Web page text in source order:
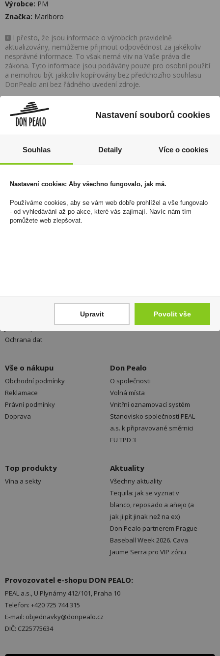
Výrobce: PM
Značka: Marlboro
I přesto, že jsou informace o výrobcích pravidelně
aktualizovány, nemůžeme přijmout odpovědnost za jakékoliv
nesprávné informace. To však nemá vliv na Vaše práva dle
zákona. Tyto informace jsou podávány pouze pro osobní použití
a nemohou být jakkoliv kopírovány bez předchozího souhlasu
DonPealo ani bez řádného uvedení zdroje.
Rozsáhlá síť prodejen
Zákaznická linka
+420 725 744 315
Newsletter
Zde se můžete registrovat k odběru novinek a
neunikne Vám žádná akční nabídka a sleva!
Jak nakupovat - FAQ
Ochrana dat
Kamenné prodejny a výdejní
Platební možnosti
Vše o nákupu
Obchodní podmínky
Reklamace
Právní podmínky
Doprava
Don Pealo
O společnosti
Volná místa
Vnitřní oznamovací systém
Stanovisko společnosti PEAL
a.s. k připravované směrnici
EU TPD 3
Top produkty
Vína a sekty
Aktuality
Všechny aktuality
Tequila: jak se vyznat v
blanco, reposado a añejo (a
jak ji pít jinak než na ex)
Don Pealo partnerem Prague
Baseball Week 2026. Cava
Jaume Serra pro VIP zónu
Provozovatel e-shopu DON PEALO:
PEAL a.s., U Plynárny 412/101, Praha 10
Telefon: +420 725 744 315
E-mail: objednavky@donpealo.cz
DIČ: CZ25775634
Nastavení souborů cookies
Souhlas Detaily Více o cookies
Nastavení cookies: Aby všechno fungovalo, jak má.
Používáme cookies, aby se vám web dobře prohlížel a vše fungovalo
- od vyhledávání až po akce, které vás zajímají. Navíc nám tím
pomůžete web zlepšovat.
Upravit Povolit vše